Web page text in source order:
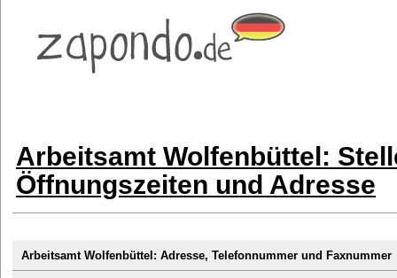
Arbeitsamt Wolfenbüttel:
Öffnungszeiten und Adresse
Arbeitsamt Wolfenbüttel: Adresse, Telefonnummer und Faxnummer